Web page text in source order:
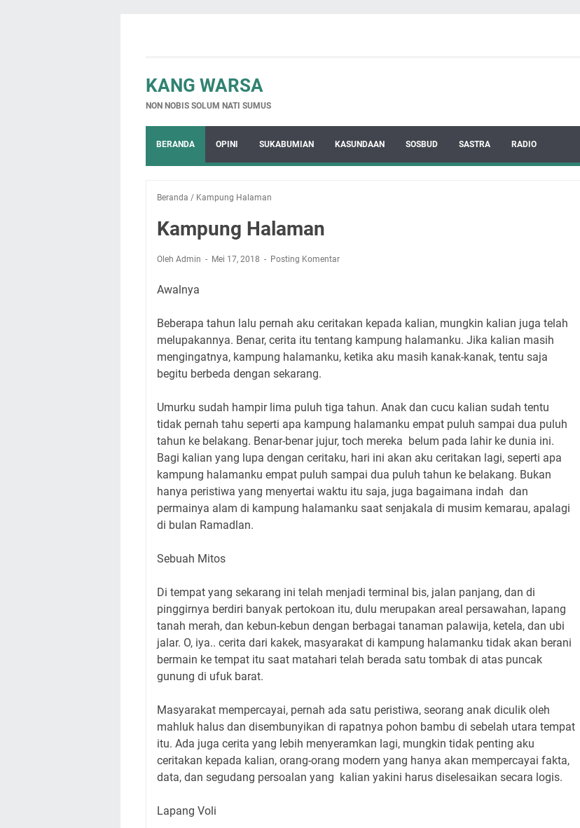
KANG WARSA
NON NOBIS SOLUM NATI SUMUS
BERANDA OPINI SUKABUMIAN KASUNDAAN SOSBUD SASTRA RADIO
Beranda / Kampung Halaman
Kampung Halaman
Oleh Admin Mei 17, 2018 Posting Komentar
Awalnya
Beberapa tahun lalu pernah aku ceritakan kepada kalian, mungkin kalian juga telah
melupakannya. Benar, cerita itu tentang kampung halamanku. Jika kalian masih
mengingatnya, kampung halamanku, ketika aku masih kanak-kanak, tentu saja
begitu berbeda dengan sekarang.
Umurku sudah hampir lima puluh tiga tahun. Anak dan cucu kalian sudah tentu
tidak pernah tahu seperti apa kampung halamanku empat puluh sampai dua puluh
tahun ke belakang. Benar-benar jujur, toch mereka belum pada lahir ke dunia ini.
Bagi kalian yang lupa dengan ceritaku, hari ini akan aku ceritakan lagi, seperti apa
kampung halamanku empat puluh sampai dua puluh tahun ke belakang. Bukan
hanya peristiwa yang menyertai waktu itu saja, juga bagaimana indah dan
permainya alam di kampung halamanku saat senjakala di musim kemarau, apalagi
di bulan Ramadlan.
Sebuah Mitos
Di tempat yang sekarang ini telah menjadi terminal bis, jalan panjang, dan di
pinggirnya berdiri banyak pertokoan itu, dulu merupakan areal persawahan, lapang
tanah merah, dan kebun-kebun dengan berbagai tanaman palawija, ketela, dan ubi
jalar. O, iya.. cerita dari kakek, masyarakat di kampung halamanku tidak akan berani
bermain ke tempat itu saat matahari telah berada satu tombak di atas puncak
gunung di ufuk barat.
Masyarakat mempercayai, pernah ada satu peristiwa, seorang anak diculik oleh
mahluk halus dan disembunyikan di rapatnya pohon bambu di sebelah utara tempat
itu. Ada juga cerita yang lebih menyeramkan lagi, mungkin tidak penting aku
ceritakan kepada kalian, orang-orang modern yang hanya akan mempercayai fakta,
data, dan segudang persoalan yang kalian yakini harus diselesaikan secara logis.
Lapang Voli